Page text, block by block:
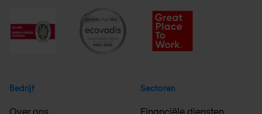
Bedrijf
Over ons
Sectoren
Financiële diensten